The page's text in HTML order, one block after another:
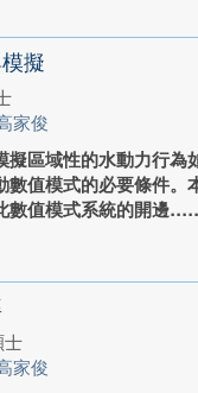
擬
家俊
擬區域性的水動力行為
數值模式的必要條件。
數值模式系統的開邊...
家俊